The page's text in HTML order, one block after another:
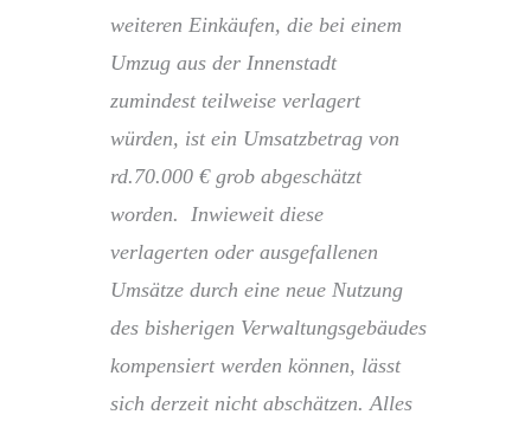
weiteren Einkäufen, die bei einem
Umzug aus der Innenstadt
zumindest teilweise verlagert
würden, ist ein Umsatzbetrag von
rd.70.000 € grob abgeschätzt
worden. Inwieweit diese
verlagerten oder ausgefallenen
Umsätze durch eine neue Nutzung
des bisherigen Verwaltungsgebäudes
kompensiert werden können, lässt
sich derzeit nicht abschätzen. Alles